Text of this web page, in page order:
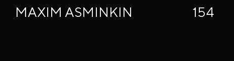
MAXIM ASMINKIN 154